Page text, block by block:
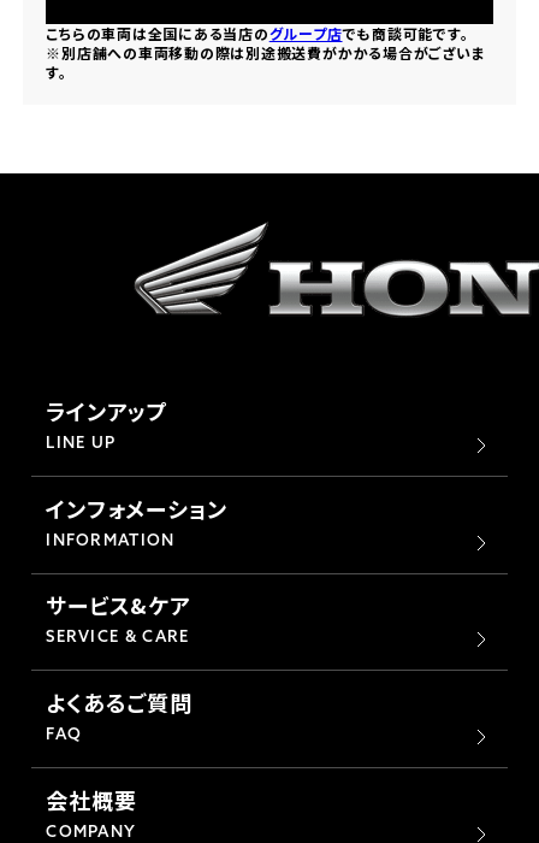
こちらの車両は全国にある当店のグループ店でも商談可能です。
※別店舗への車両移動の際は別途搬送費がかかる場合がございま
す。
ラインアップ
LINE UP
インフォメーション
INFORMATION
サービス&ケア
SERVICE & CARE
よくあるご質問
FAQ
会社概要
COMPANY
ホンダドリーム 水戸北